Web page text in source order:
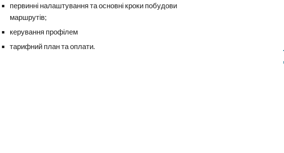
первинні налаштування та основні кроки побудови
маршрутів;
керування профілем
тарифний планта оплати.